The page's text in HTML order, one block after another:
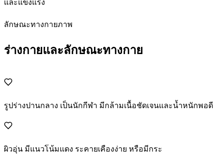
และแข็งแรง
ลักษณะทางกายภาพ
ร่างกายและลักษณะทางกาย
รูปร่างปานกลาง เป็นนักกีฬา มีกล้ามเนื้อชัดเจนและน้ำหนักพอดี
ผิวอุ่น มีแนวโน้มแดง ระคายเคืองง่าย หรือมีกระ